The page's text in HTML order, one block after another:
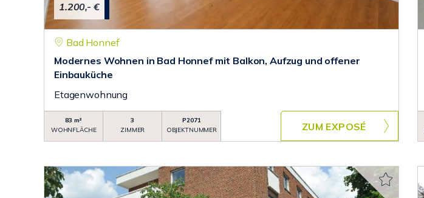
1.200,- €
Bad Honnef
Modernes Wohnen in Bad Honnef mit Balkon, Aufzug und offener
Einbauküche
Etagenwohnung
83 m²
WOHNFLÄCHE
3
ZIMMER
P2071
OBJEKTNUMMER
ZUM EXPOSÉ